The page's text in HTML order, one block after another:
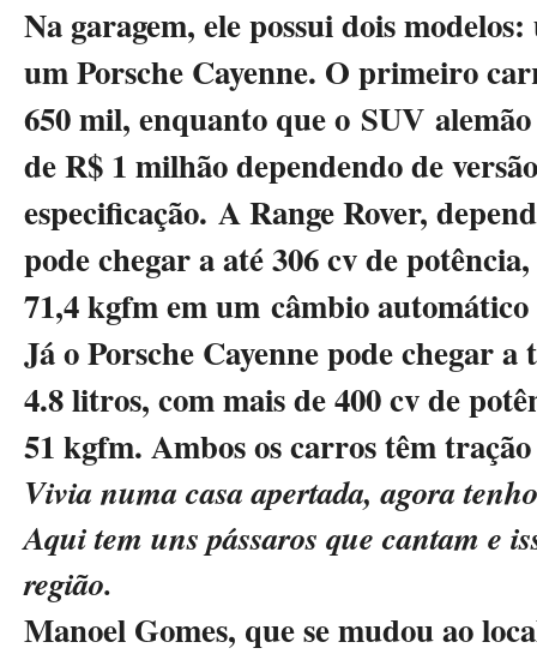
Na garagem, ele possui dois
um Porsche Cayenne. O primeiro
650 mil, enquanto que o SUV
de R$ 1 milhão dependendo de
especificação. A Range Rover,
pode chegar a até 306 cv de potência
71,4 kgfm em um câmbio
Já o Porsche Cayenne pode chegar
4.8 litros, com mais de 400 cv de
51 kgfm. Ambos os carros têm
Vivia numa casa apertada, agora
Aqui tem uns pássaros que cantam e
região.
Manoel Gomes, que se mudou ao